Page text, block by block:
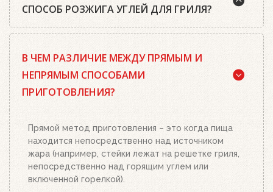
СПОСОБ РОЗЖИГА УГЛЕЙ ДЛЯ ГРИЛЯ?
качественный древесный уголь или угольные
брикеты Weber, кубики для розжига, а также наш
необходимым количеством угля или брикетов,
решетку для угля и подожгите их. Сверху
поставьте заполненный углем или брикетами
стартер. Больше ничего делать не нужно.
Топливо разгорится полностью за 20-30 минут, в
зависимости от количества угля или брикетов.
Когда верхний уголь станет красным, а слой
В ЧЕМ РАЗЛИЧИЕ МЕЖДУ ПРЯМЫМ И
НЕПРЯМЫМ СПОСОБАМИ
ПРИГОТОВЛЕНИЯ?
Прямой метод приготовления – это когда пища
находится непосредственно над источником
жара (например, стейки лежат на решетке гриля,
непосредственно над горящим углем или
включенной горелкой).